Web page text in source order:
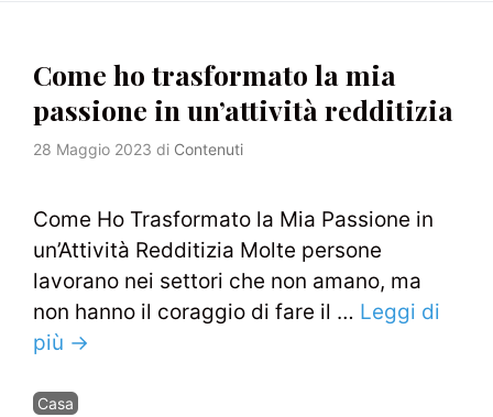
Come ho trasformato la mia
passione in un’attività redditizia
28 Maggio 2023 di Contenuti
Come Ho Trasformato la Mia Passione in
un’Attività Redditizia Molte persone
lavorano nei settori che non amano, ma
non hanno il coraggio di fare il … Leggi di
più →
Categorie
Casa